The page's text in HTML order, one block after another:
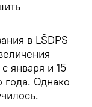
в LŠDPS
января и 15
года. Однако